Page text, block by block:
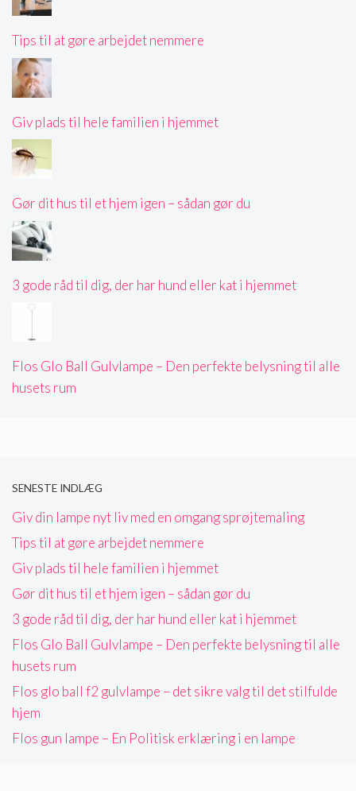
Tips til at gøre arbejdet nemmere
Giv plads til hele familien i hjemmet
Gør dit hus til et hjem igen – sådan gør du
3 gode råd til dig, der har hund eller kat i hjemmet
Flos Glo Ball Gulvlampe – Den perfekte belysning til alle
husets rum
SENESTE INDLÆG
Giv din lampe nyt liv med en omgang sprøjtemaling
Tips til at gøre arbejdet nemmere
Giv plads til hele familien i hjemmet
Gør dit hus til et hjem igen – sådan gør du
3 gode råd til dig, der har hund eller kat i hjemmet
Flos Glo Ball Gulvlampe – Den perfekte belysning til alle
husets rum
Flos glo ball f2 gulvlampe – det sikre valg til det stilfulde
hjem
Flos gun lampe – En Politisk erklæring i en lampe